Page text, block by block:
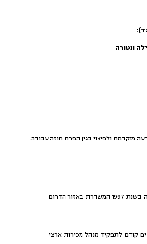
ונטורה
מוקדמת ולפיצוי בגין הפרת חוזה עבודה.
1.הנתבעת (התובעת שכנגד; להלן: הנתבעת) היא תחנת רדיו אזורית הידועה בכינויה "רדיו דרום" אשר הוקמה בשנת 1997 המשדרת באזור הדרום
קודם לתפקיד מנהל מכירות ארצי